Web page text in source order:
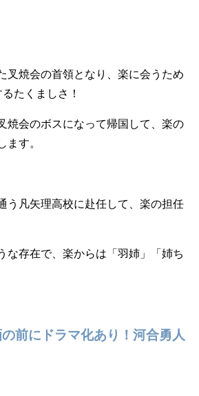
叉焼会の首領となり、楽に会うため
たくましさ！
焼会のボスになって帰国して、楽の
ます。
う凡矢理高校に赴任して、楽の担任
な存在で、楽からは「羽姉」「姉ち
の前にドラマ化あり！河合勇人